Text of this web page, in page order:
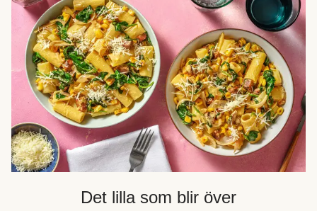
Det lilla som blir över